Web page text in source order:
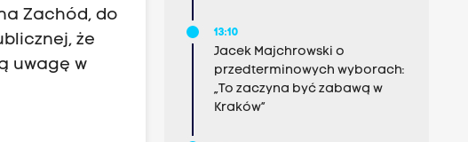
Zachód, do
że
uwagę w
13:10
Jacek Majchrowski o
przedterminowych wyborach:
„To zaczyna być zabawą w
Kraków”